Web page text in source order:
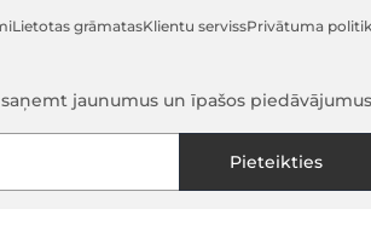
Lietotas grāmatasKlientu servissPrivātuma
jaunumus un īpašos piedāvājumus
Pieteikties